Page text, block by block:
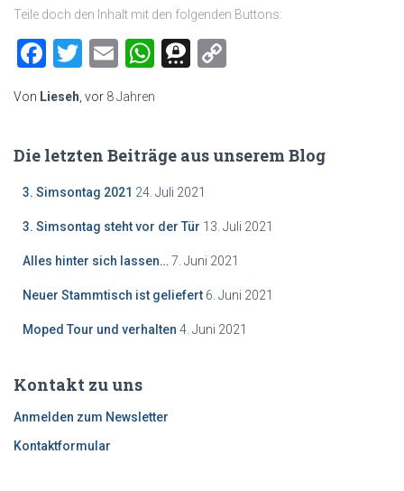
Teile doch den Inhalt mit den folgenden Buttons:
Facebook
Twitter
EmailWhatsApp
Threema
Von Lieseh , vor 8 Jahren
Die letzten Beiträge aus unserem Blog
3. Simsontag 2021 24. Juli 2021
3. Simsontag steht vor der Tür 13. Juli 2021
Alles hinter sich lassen… 7. Juni 2021
Neuer Stammtisch ist geliefert 6. Juni 2021
Moped Tour und verhalten 4. Juni 2021
Kontakt zu uns
Anmelden zum Newsletter
Kontaktformular